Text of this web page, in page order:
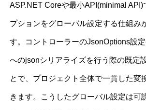
ASP.NET Coreや最小API(minimal API)
プションをグローバル設定する仕組み
す。コントローラーのJsonOptions設
へのjsonシリアライズを行う際の既定
とで、プロジェクト全体で一貫した変
きます。こうしたグローバル設定は可